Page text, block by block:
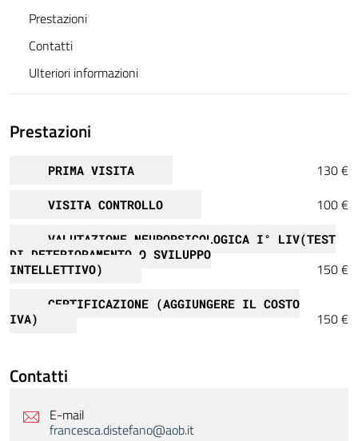
Prestazioni
Contatti
Ulteriori informazioni
Prestazioni
PRIMA VISITA 130 €
VISITA CONTROLLO 100 €
VALUTAZIONE NEUROPSICOLOGICA I° LIV(TEST
DI DETERIORAMENTO O SVILUPPO
INTELLETTIVO)
150 €
CERTIFICAZIONE (AGGIUNGERE IL COSTO
IVA)
150 €
Contatti
E-mail
francesca.distefano@aob.it